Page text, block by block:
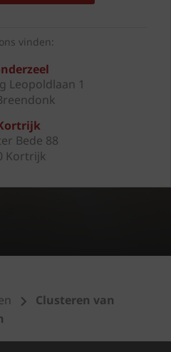
vinden:
Leopoldlaan 1
Bede 88
Kortrijk
Clusteren van